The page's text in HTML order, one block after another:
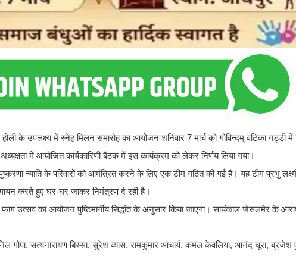
के उपलक्ष्य में स्नेह मिलन समारोह का आयोजन शनिवार 7 मार्च को गोविन्दम् वटिका गड्डी
में आयोजित कार्यकारिणी बैठक में इस कार्यक्रम को लेकर निर्णय लिया गया।
न्याति के परिवारों को आमंत्रित करने के लिए एक टीम गठित की गई है। यह टीम प्रभु
करते हुए घर-घर जाकर निमंत्रण दे रही है।
फाग उत्सव का आयोजन पुष्टिमार्गीय सिद्धांत के अनुसार किया जाएगा। सायंकाल जैसलमेर के
गोपा, सत्यनारायण बिस्सा, सुरेश व्यास, रामकुमार आचार्य, कमल केवलिया, आनंद चूरा, ब्रजेश